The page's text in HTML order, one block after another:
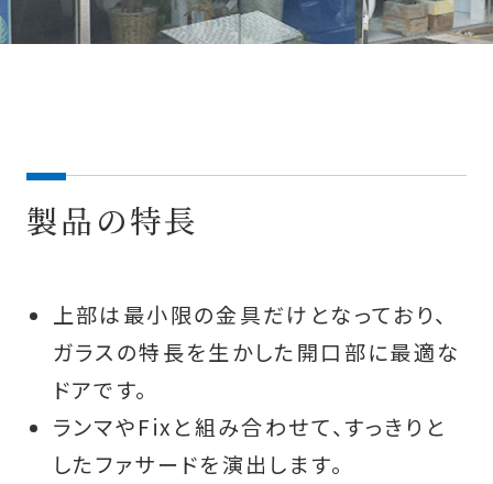
製品の特長
上部は最小限の金具だけとなっており、
ガラスの特長を生かした開口部に最適な
ドアです。
ランマやFixと組み合わせて、すっきりと
したファサードを演出します。